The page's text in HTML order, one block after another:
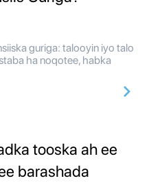
guriga: talooyin iyo talo
ha noqotee, habka
tooska ah ee
barashada